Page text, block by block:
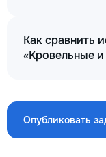
Как сравнить
«Кровельные
Опубликовать